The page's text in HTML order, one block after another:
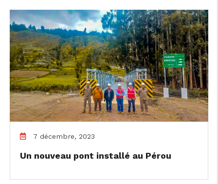
7 décembre, 2023
Un nouveau pont installé au Pérou